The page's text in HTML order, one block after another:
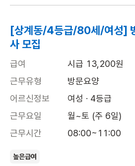
[상계동/4등급/80세/여성]
사 모집
급여
시급 13,200원
근무유형
방문요양
어르신정보
여성 · 4등급
근무요일
월~토 (주 6일)
근무시간
08:00~11:00
높은급여